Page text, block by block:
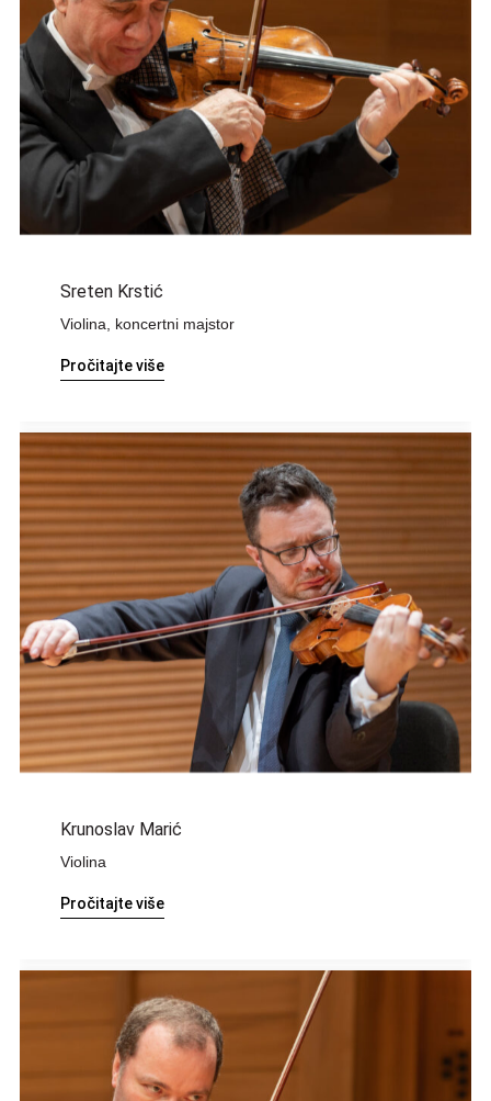
Sreten Krstić
Violina, koncertni majstor
Pročitajte više
Krunoslav Marić
Violina
Pročitajte više